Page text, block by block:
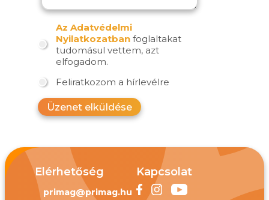
Az Adatvédelmi
Nyilatkozatban foglaltakat
tudomásul vettem, azt
elfogadom.
Feliratkozom a hírlevélre
Üzenet elküldése
Elérhetőség
primag@primag.hu
Kapcsolat